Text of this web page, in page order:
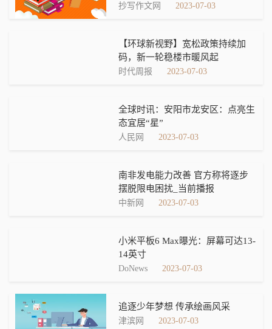
抄写作文网 2023-07-03
【环球新视野】宽松政策持续加
码，新一轮稳楼市暖风起
时代周报 2023-07-03
全球时讯：安阳市龙安区：点亮生
态宜居“星”
人民网 2023-07-03
南非发电能力改善 官方称将逐步
摆脱限电困扰_当前播报
中新网 2023-07-03
小米平板6 Max曝光：屏幕可达13-
14英寸
DoNews 2023-07-03
追逐少年梦想 传承绘画风采
津滨网 2023-07-03